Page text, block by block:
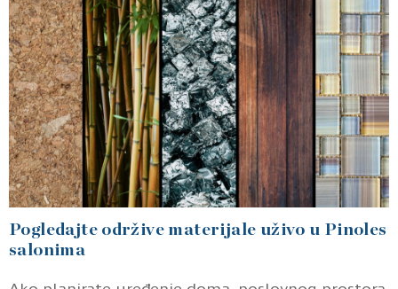
Pogledajte održive materijale uživo u Pinoles
salonima